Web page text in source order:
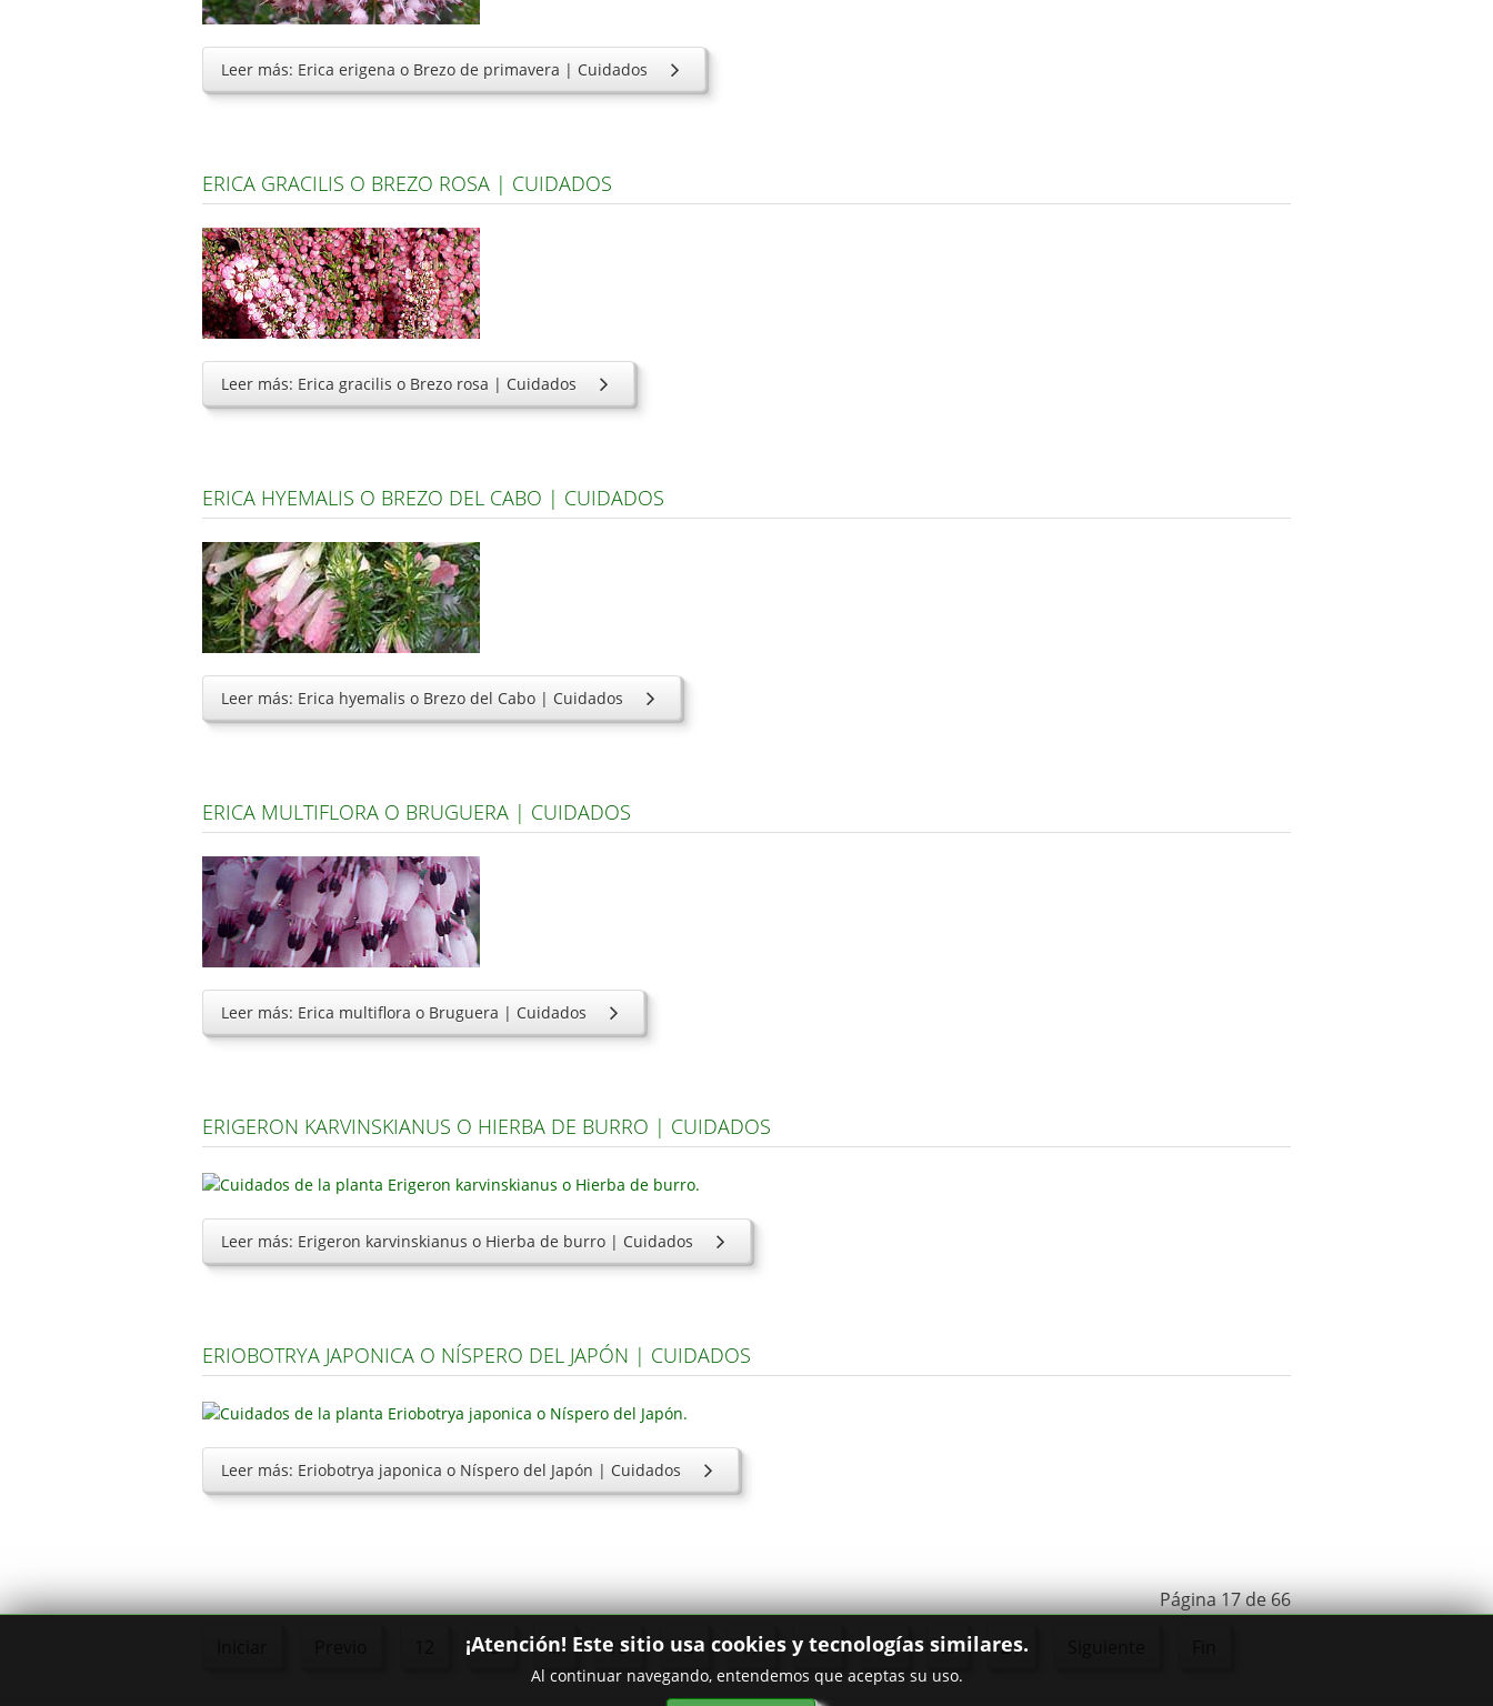
Leer más: Erica erigena o Brezo de primavera | Cuidados
ERICA GRACILIS O BREZO ROSA | CUIDADOS
Leer más: Erica gracilis o Brezo rosa | Cuidados
ERICA HYEMALIS O BREZO DEL CABO | CUIDADOS
Leer más: Erica hyemalis o Brezo del Cabo | Cuidados
ERICA MULTIFLORA O BRUGUERA | CUIDADOS
Leer más: Erica multiflora o Bruguera | Cuidados
ERIGERON KARVINSKIANUS O HIERBA DE BURRO | CUIDADOS
Leer más: Erigeron karvinskianus o Hierba de burro | Cuidados
ERIOBOTRYA JAPONICA O NÍSPERO DEL JAPÓN | CUIDADOS
Leer más: Eriobotrya japonica o Níspero del Japón | Cuidados
Página 17 de 66
13 ... 15 16 17 18 19 ... 21
¡Atención! Este sitio usa cookies y tecnologías similares.
Al continuar navegando, entendemos que aceptas su uso.